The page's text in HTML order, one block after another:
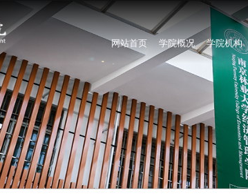
网站首页
学院概况 学院机构